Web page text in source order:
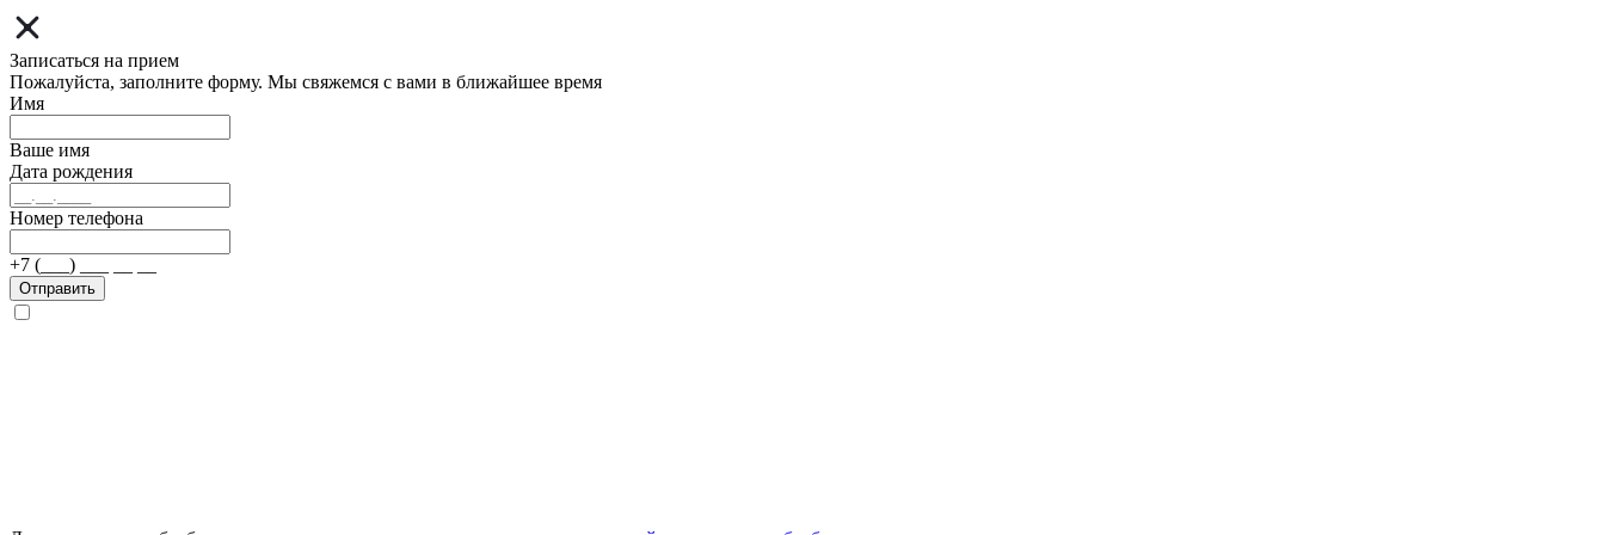
Записаться на прием
Пожалуйста, заполните форму. Мы свяжемся с вами в ближайшее время
Имя
Ваше имя
Дата рождения
Номер телефона
+7 (___) ___ __ __
Отправить